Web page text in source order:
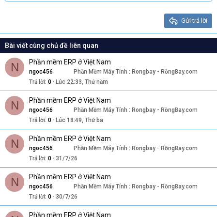
Verdana
Gửi trả lời
Bài viết cùng chủ đề liên quan
N Phần mềm ERP ở Việt Nam
ngoc456
Phần Mềm Máy Tính : Rongbay - RồngBay.com
Trả lời 0 Lúc 22:33, Thứ năm
N Phần mềm ERP ở Việt Nam
ngoc456
Phần Mềm Máy Tính : Rongbay - RồngBay.com
Trả lời 0 Lúc 18:49, Thứ ba
N Phần mềm ERP ở Việt Nam
ngoc456
Phần Mềm Máy Tính : Rongbay - RồngBay.com
Trả lời 0 31/7/26
N Phần mềm ERP ở Việt Nam
ngoc456
Phần Mềm Máy Tính : Rongbay - RồngBay.com
Trả lời 0 30/7/26
Phần mềm ERP ở Việt Nam